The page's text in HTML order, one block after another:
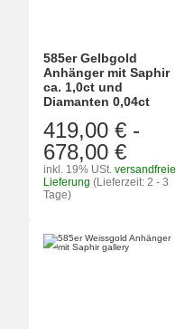
585er Gelbgold
Anhänger mit Saphir
ca. 1,0ct und
Diamanten 0,04ct
419,00 € -
678,00 €
inkl. 19% USt. versandfreie
Lieferung (Lieferzeit: 2 - 3
Tage)